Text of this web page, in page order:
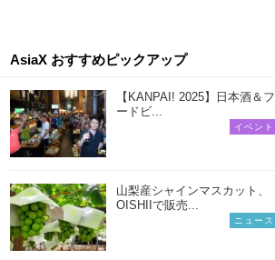
AsiaX おすすめピックアップ
【KANPAI! 2025】日本酒＆フ
ードビ...
イベント
山梨産シャインマスカット、
OISHIIで販売...
ニュース